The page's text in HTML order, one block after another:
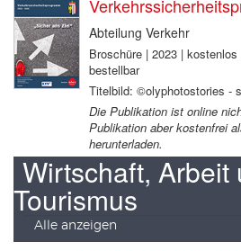
Abteilung Verkehr
Broschüre | 2023 |
bestellbar
Titelbild: ©olyphotostories -
Die Publikation ist online
Publikation aber kostenfrei
herunterladen.
Wirtschaft, Arbeit
Tourismus
Alle anzeigen